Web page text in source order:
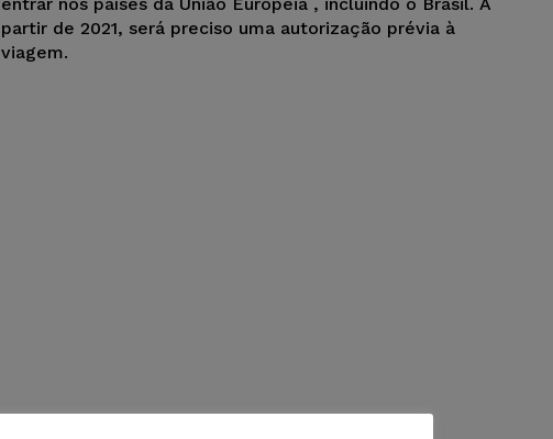
partir de 2021, será preciso uma autorização prévia à
viagem.